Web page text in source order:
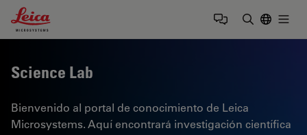
Leica Microsystems Logo
Science Lab
Bienvenido al portal de conocimiento de Leica
Microsystems. Aquí encontrará investigación científica